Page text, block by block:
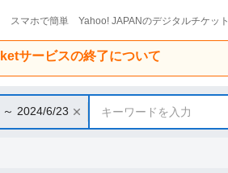
スマホで簡単 Yahoo! JAPANのデジタルチケット
サービスの終了について
2024/6/23 キーワードを入力